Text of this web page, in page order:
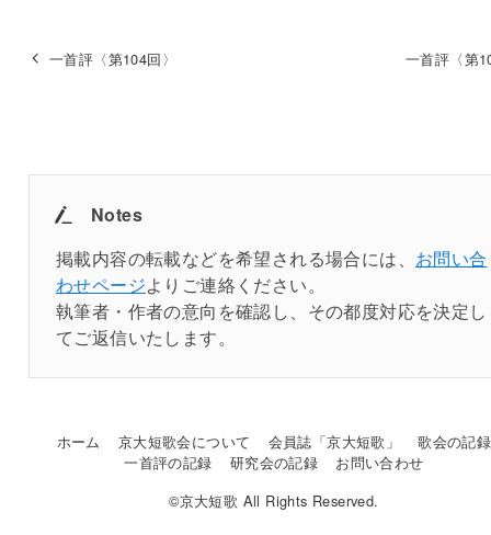
一首評〈第104回〉 一首評〈第
Notes
掲載内容の転載などを希望される場合には、 お問い合
わせページよりご連絡ください。
執筆者・作者の意向を確認し、その都度対応を決定し
てご返信いたします。
ホーム 京大短歌会について 会員誌「京大短歌」
歌会の記録
一首評の記録
研究会の記録
お問い合わせ
©京大短歌 All Rights Reserved.